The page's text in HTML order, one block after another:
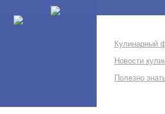
Кулинарный
Новости
Полезно